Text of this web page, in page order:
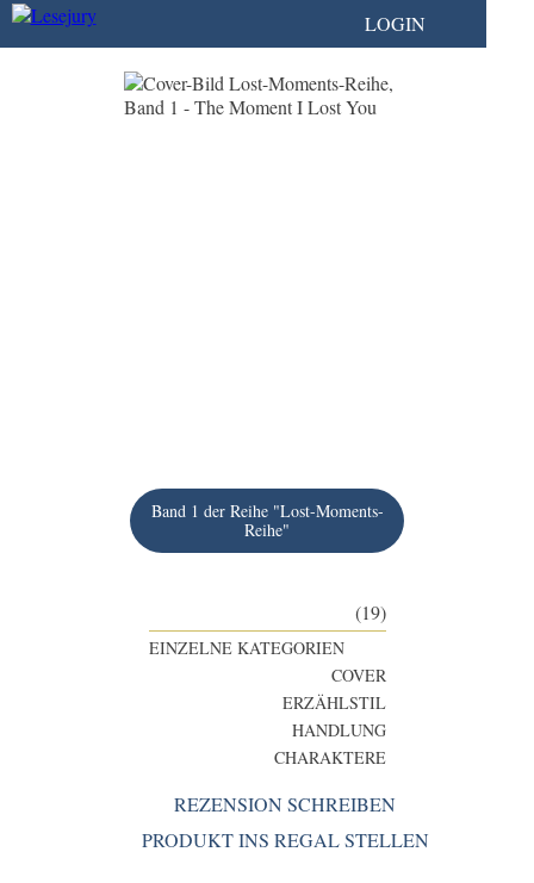
LOGIN
Band 1 der Reihe "Lost-Moments-
Reihe"
(19)
EINZELNE KATEGORIEN
COVER
ERZÄHLSTIL
HANDLUNG
CHARAKTERE
REZENSION SCHREIBEN
PRODUKT INS REGAL STELLEN